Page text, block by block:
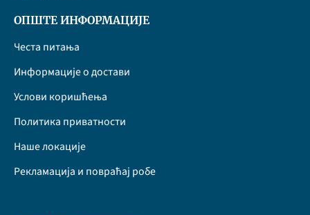
ОПШТЕ ИНФОРМАЦИЈЕ
Честа питања
Информације о достави
Услови коришћења
Политика приватности
Наше локације
Рекламација и повраћај робе